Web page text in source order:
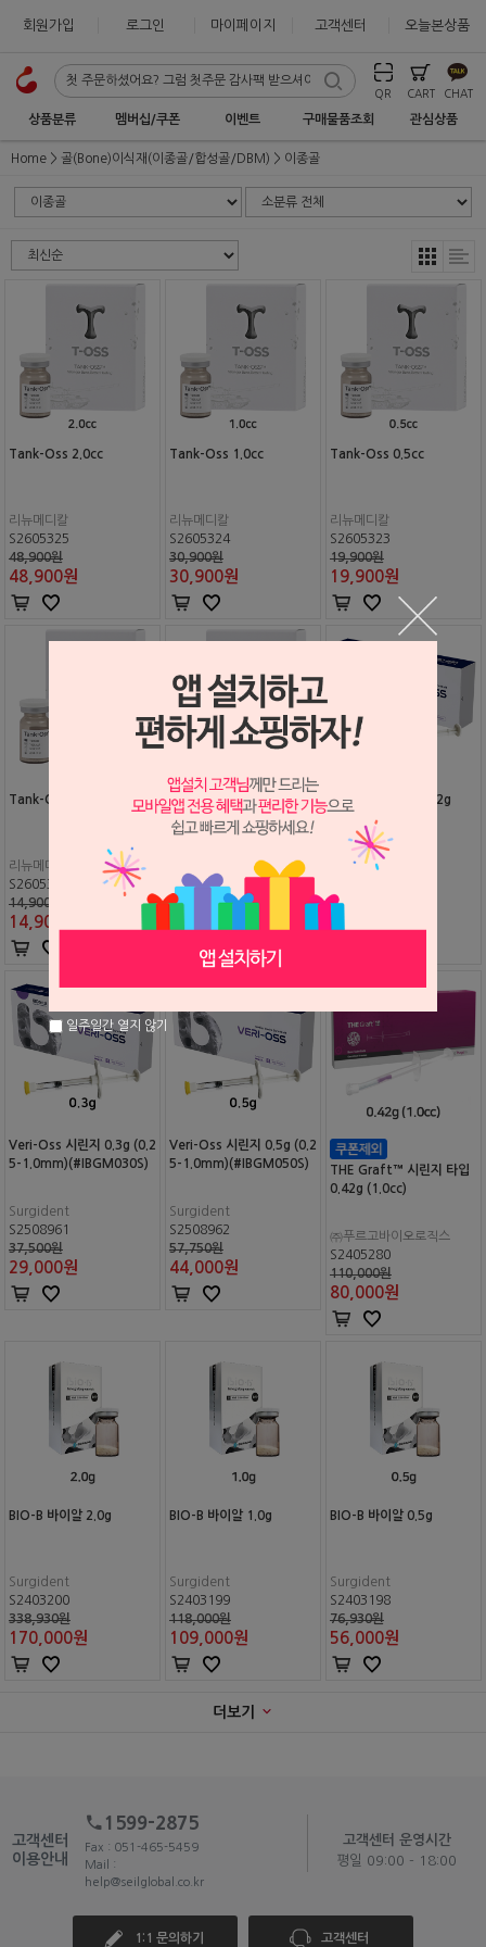
회원가입 로그인 마이페이지 고객센터 오늘본상품
QR CART CHAT
상품분류 멤버십/쿠폰 이벤트 구매물품조회 관심상품
Home 골(Bone)이식재(이종골/합성골/DBM) 이종골
Tank-Oss 2.0cc
리뉴메디칼
S2605325
48,900원
48,900원
Tank-Oss 1.0cc
리뉴메디칼
S2605324
30,900원
30,900원
Tank-Oss 0.5cc
리뉴메디칼
S2605323
19,900원
19,900원
Tank-Oss 0.3cc
리뉴메디칼
S2605322
14,900원
14,900
Tank-Oss 0.1cc
S2605321
9,500원
9,500
Veri-Oss 시린지 0.2g
Surgident
23,700원
19,000
Veri-Oss 시린지 0.3g (0.2
5-1.0mm)(#IBGM030S)
Surgident
S2508961
37,500원
29,000원
Veri-Oss 시린지 0.5g (0.2
5-1.0mm)(#IBGM050S)
Surgident
S2508962
57,750원
44,000원
THE Graft™ 시린지 타입
0.42g (1.0cc)
㈜푸르고바이오로직스
S2405280
110,000원
80,000원
BIO-B 바이알 2.0g
Surgident
S2403200
338,930원
170,000원
BIO-B 바이알 1.0g
Surgident
S2403199
118,000원
109,000원
BIO-B 바이알 0.5g
Surgident
S2403198
76,930원
56,000원
더보기
고객센터
이용안내
1599-2875
Fax : 051-465-5459
Mail :
help@seilglobal.co.kr
고객센터 운영시간
평일 09:00 - 18:00
1:1 문의하기 고객센터
일주일간 열지 않기